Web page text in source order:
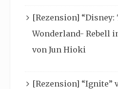
[Rezension] “Disney:
Wonderland- Rebell
von Jun Hioki
[Rezension] “Ignite”